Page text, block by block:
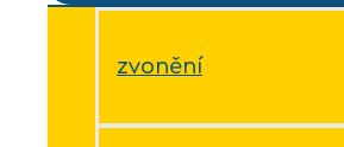
zvonění